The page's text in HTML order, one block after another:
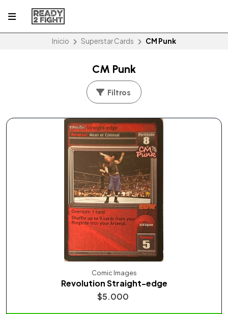
Inicio Superstar Cards CM Punk
CM Punk
Filtros
Comic Images
Revolution Straight-edge
$5.000